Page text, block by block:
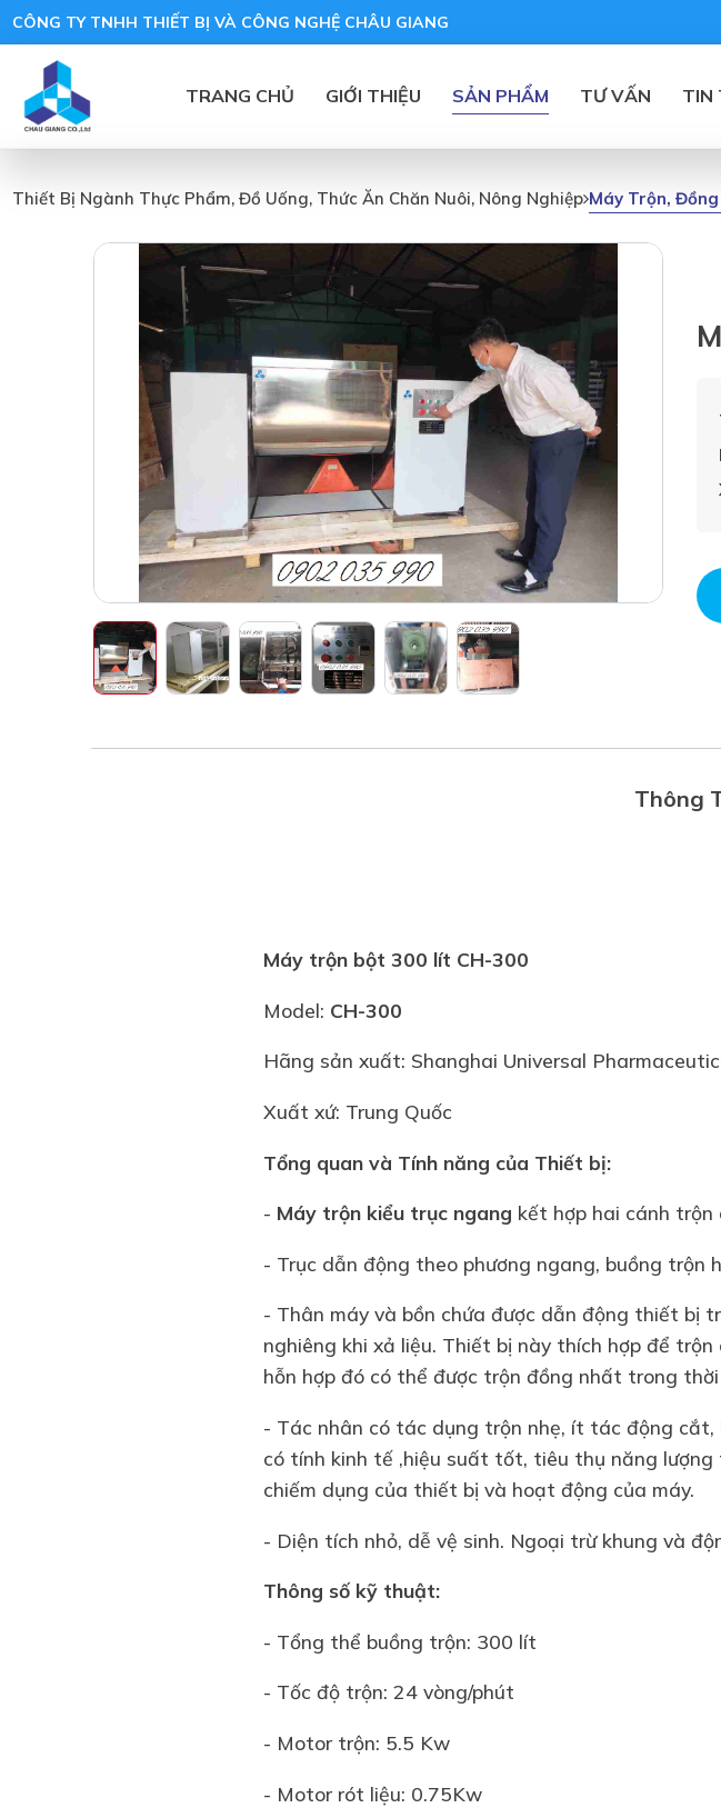
CÔNG TY TNHH THIẾT BỊ VÀ CÔNG NGHỆ CHÂU GIANG
TRANG CHỦ GIỚI THIỆU SẢN PHẨM TƯ VẤN TIN
Thiết Bị Ngành Thực Phẩm, Đồ Uống, Thức Ăn Chăn Nuôi, Nông Nghiệp Máy Trộn, Đồng
Thông
Máy trộn bột 300 lít CH-300
Model: CH-300
Hãng sản xuất: Shanghai Universal
Xuất xứ: Trung Quốc
Tổng quan và Tính năng của Thiết bị:
- Máy trộn kiểu trục ngang kết hợp hai cánh trộn
- Trục dẫn động theo phương ngang, buồng trộn
- Thân máy và bồn chứa được dẫn động thiết bị
nghiêng khi xả liệu. Thiết bị này thích hợp để
hỗn hợp đó có thể được trộn đồng nhất trong
- Tác nhân có tác dụng trộn nhẹ, ít tác động
có tính kinh tế ,hiệu suất tốt, tiêu thụ năng
chiếm dụng của thiết bị và hoạt động của máy.
- Diện tích nhỏ, dễ vệ sinh. Ngoại trừ khung và
Thông số kỹ thuật:
- Tổng thể buồng trộn: 300 lít
- Tốc độ trộn: 24 vòng/phút
- Motor trộn: 5.5 Kw
- Motor rót liệu: 0.75Kw